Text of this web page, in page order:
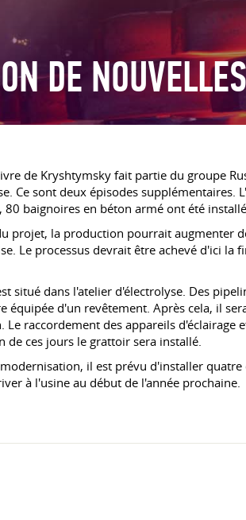
DE
de Kryshtymsky fait partie du groupe
Ce sont deux épisodes
baignoires en béton armé ont été
projet, la production pourrait augmenter
Le processus devrait être achevé d'ici la
situé dans l'atelier d'électrolyse. Des
équipée d'un revêtement. Après cela, il
Le raccordement des appareils
de ces jours le grattoir sera installé.
il est prévu d'installer
à l'usine au début de l'année prochaine.